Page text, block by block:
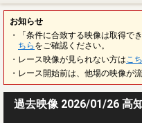
お知らせ
・「条件に合致する映像は取得で
ちら をご確認ください。
・レース映像が見られない方は こ
・レース開始前は、他場の映像が
過去映像 2026/01/26 高